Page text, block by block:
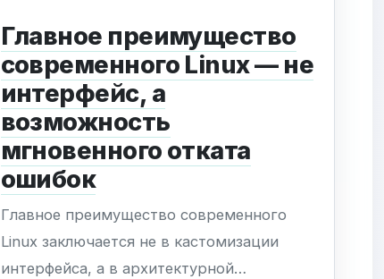
Главное преимущество
современного Linux — не
интерфейс, а
возможность
мгновенного отката
ошибок
Главное преимущество современного
Linux заключается не в кастомизации
интерфейса, а в архитектурной